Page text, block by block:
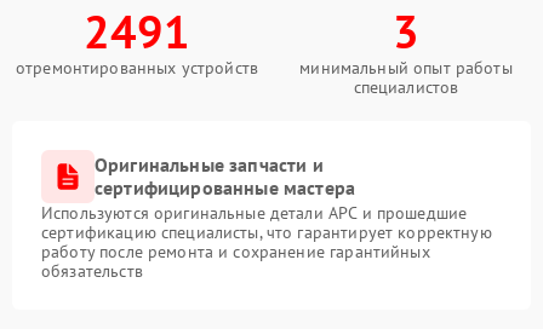
2491
отремонтированных устройств
3
минимальный опыт работы
специалистов
Оригинальные запчасти и
сертифицированные мастера
Используются оригинальные детали APC и прошедшие
сертификацию специалисты, что гарантирует корректную
работу после ремонта и сохранение гарантийных
обязательств